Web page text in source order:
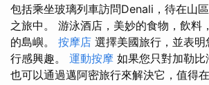
包括乘坐玻璃列車訪問Denali，待在山
之旅中。 游泳酒店，美妙的食物，飲料
的島嶼。 按摩店 選擇美國旅行，並表
行感興趣。 運動按摩 如果您只對加勒
也可以通過邁阿密旅行來解決它，值得